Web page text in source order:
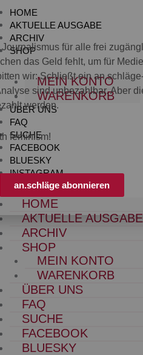
HOME
AKTUELLE AUSGABE
ARCHIV
SHOP
MEIN KONTO
WARENKORB
ÜBER UNS
FAQ
SUCHE
FACEBOOK
BLUESKY
INSTAGRAM
HOME
AKTUELLE AUSGABE
ARCHIV
SHOP
MEIN KONTO
WARENKORB
ÜBER UNS
FAQ
SUCHE
FACEBOOK
BLUESKY
für alle frei
das Geld fehlt, um für
wir: Schließt ein
sind unbezahlbar. Aber
werden.
feminism!
an.schläge abonnieren